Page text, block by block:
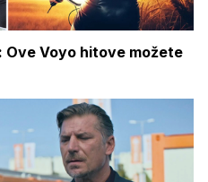
Ove Voyo hitove možete